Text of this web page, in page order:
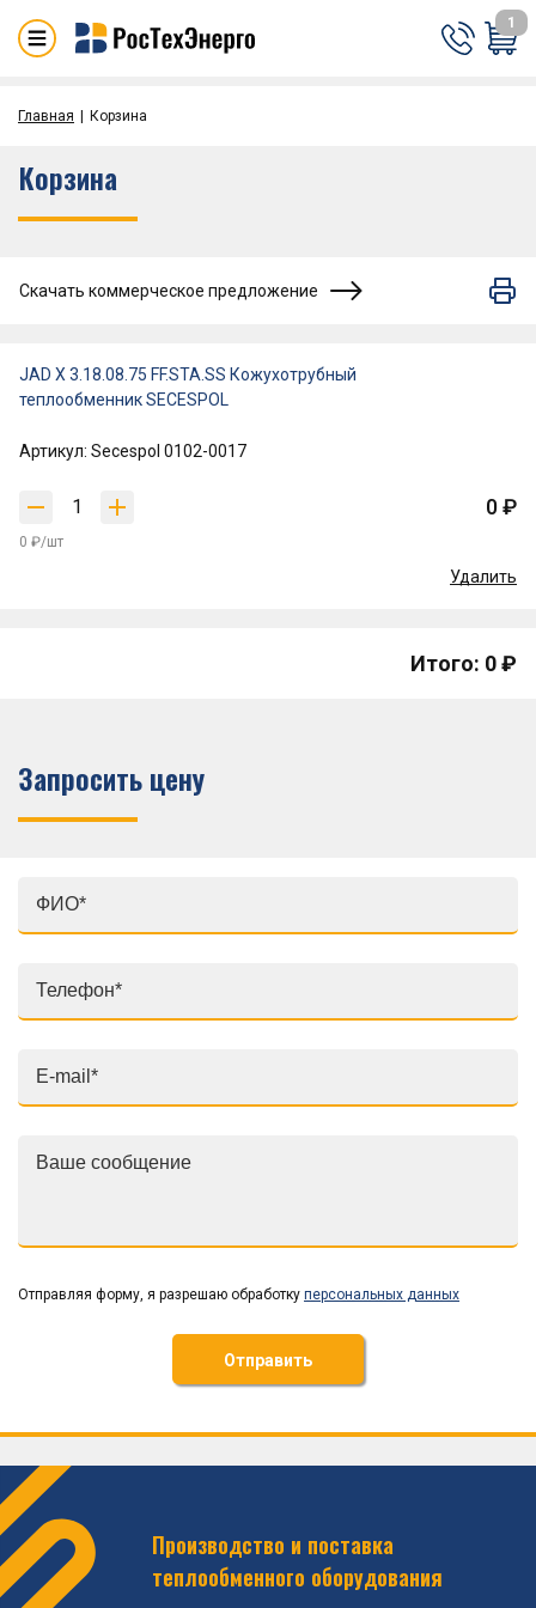
1
Главная Корзина
Корзина
Скачать коммерческое предложение
JAD X 3.18.08.75 FF.STA.SS Кожухотрубный
теплообменник SECESPOL
Артикул: Secespol 0102-0017
0 ₽
0 ₽/шт
Удалить
Итого: 0 ₽
Запросить цену
Отправляя форму, я разрешаю обработку персональных данных
Отправить
Производство и поставка
теплообменного оборудования